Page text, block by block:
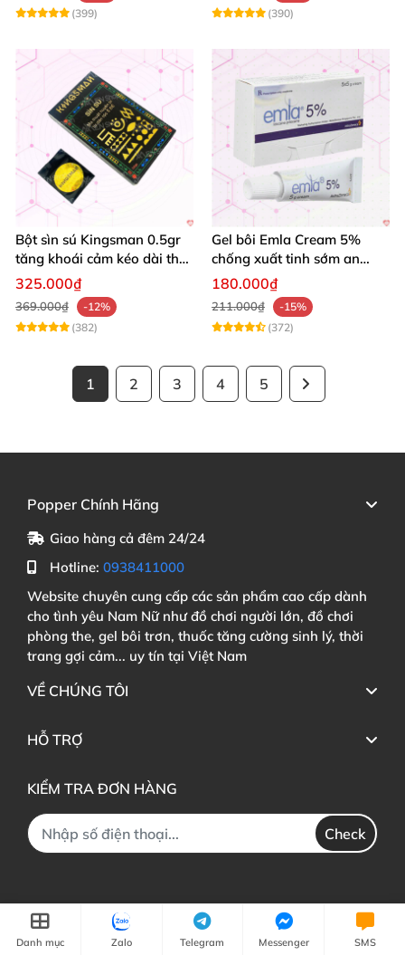
(399)
(390)
Bột sìn sú Kingsman 0.5gr
tăng khoái cảm kéo dài thời
gian quan hệ
325.000₫
369.000₫
-12%
(382)
Gel bôi Emla Cream 5%
chống xuất tinh sớm an
toàn hiệu quả 5g
180.000₫
211.000₫
-15%
(372)
1 2 3 4 5
Popper Chính Hãng
Giao hàng cả đêm 24/24
Hotline: 0938411000
Website chuyên cung cấp các sản phẩm cao cấp dành
cho tình yêu Nam Nữ như đồ chơi người lớn, đồ chơi
phòng the, gel bôi trơn, thuốc tăng cường sinh lý, thời
trang gợi cảm... uy tín tại Việt Nam
VỀ CHÚNG TÔI
HỖ TRỢ
KIỂM TRA ĐƠN HÀNG
Check
Danh mục Zalo Telegram Messenger SMS